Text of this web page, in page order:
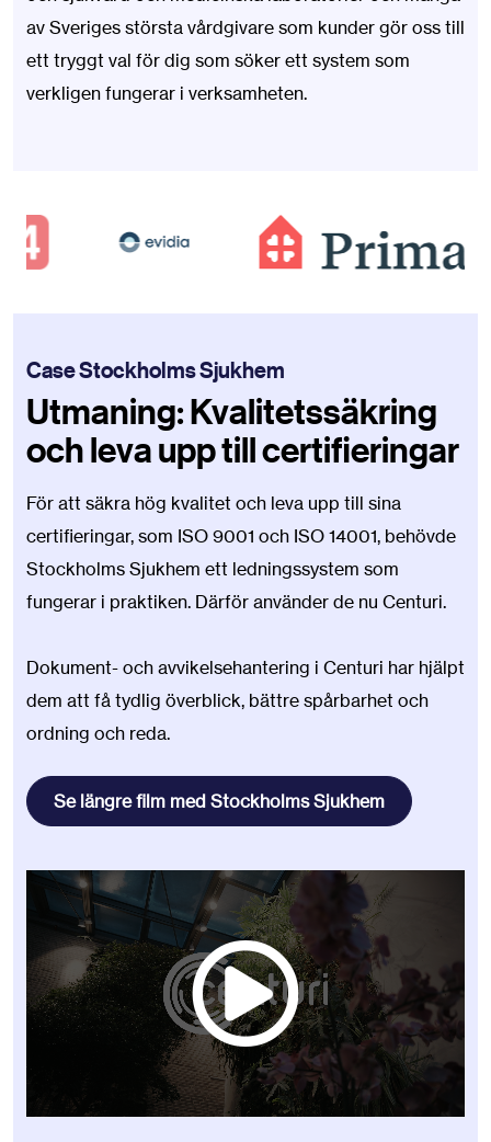
av Sveriges största vårdgivare som kunder gör oss till
ett tryggt val för dig som söker ett system som
verkligen fungerar i verksamheten.
Case Stockholms Sjukhem
Utmaning: Kvalitetssäkring
och leva upp till certifieringar
För att säkra hög kvalitet och leva upp till sina
certifieringar, som ISO 9001 och ISO 14001, behövde
Stockholms Sjukhem ett ledningssystem som
fungerar i praktiken. Därför använder de nu Centuri.
Dokument- och avvikelsehantering i Centuri har hjälpt
dem att få tydlig överblick, bättre spårbarhet och
ordning och reda.
Se längre film med Stockholms Sjukhem